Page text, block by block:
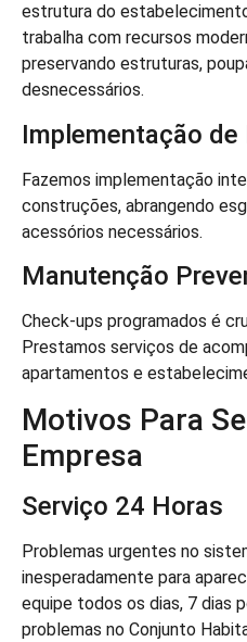
estrutura do
trabalha com recursos
preservando estruturas,
desnecessários.
Implementação
Fazemos implementação
construções, abrangendo
acessórios necessários.
Manutenção
Check-ups programados é
Prestamos serviços de
apartamentos e
Motivos Para
Empresa
Serviço 24 Horas
Problemas urgentes no
inesperadamente para
equipe todos os dias, 7 dias
problemas no Conjunto